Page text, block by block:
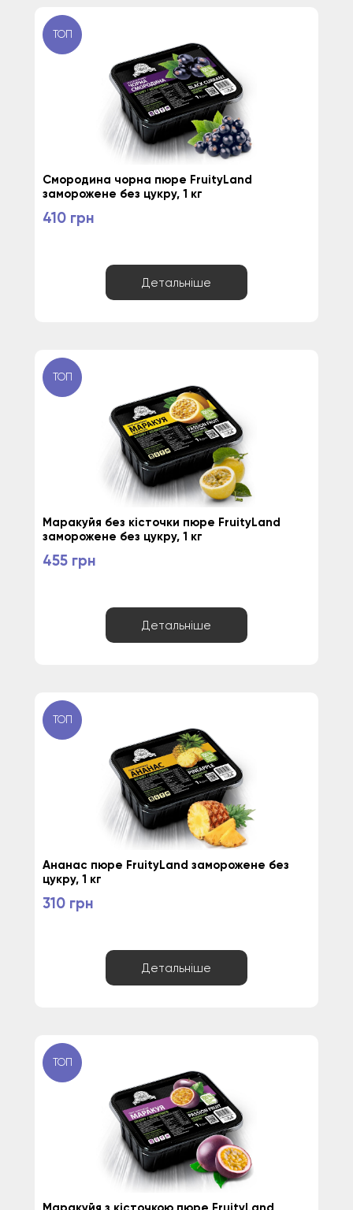
ТОП
Смородина чорна пюре FruityLand
заморожене без цукру, 1 кг
410 грн
Детальніше
ТОП
Маракуйя без кісточки пюре FruityLand
заморожене без цукру, 1 кг
455 грн
Детальніше
ТОП
Ананас пюре FruityLand заморожене без
цукру, 1 кг
310 грн
Детальніше
ТОП